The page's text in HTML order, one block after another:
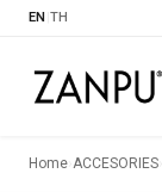
EN TH
Home ACCESORIES